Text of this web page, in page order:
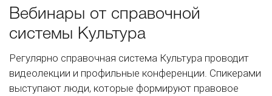
Вебинары от справочной
системы Культура
Регулярно справочная система Культура проводит
видеолекции и профильные конференции. Спикерами
выступают люди, которые формируют правовое